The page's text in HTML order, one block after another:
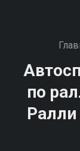
по
Ралли